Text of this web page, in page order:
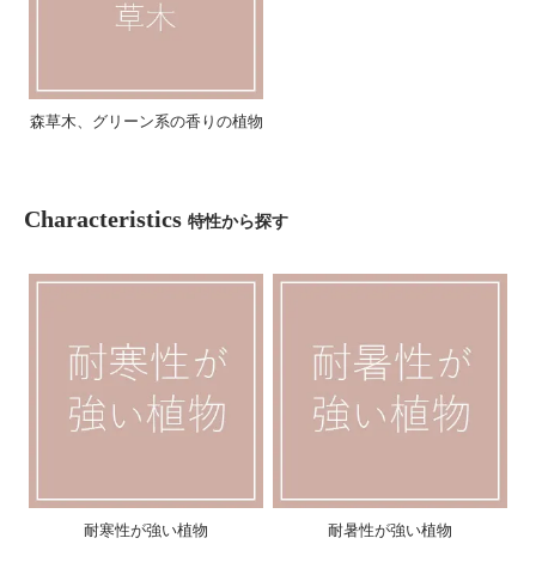
森草木、グリーン系の香りの植物
Characteristics 特性から探す
耐寒性が強い植物 耐暑性が強い植物